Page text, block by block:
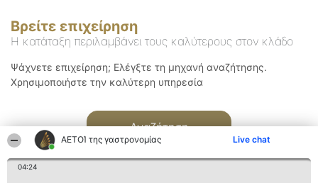
ΑΕΤΟΊ της γαστρονομίας Live chat
04:24
Βρείτε επιχείρηση
Η κατάταξη περιλαμβάνει τους καλύτερους στον κλάδο
Ψάχνετε επιχείρηση; Ελέγξτε τη μηχανή αναζήτησης.
Χρησιμοποιήστε την καλύτερη υπηρεσία
Αναζήτηση